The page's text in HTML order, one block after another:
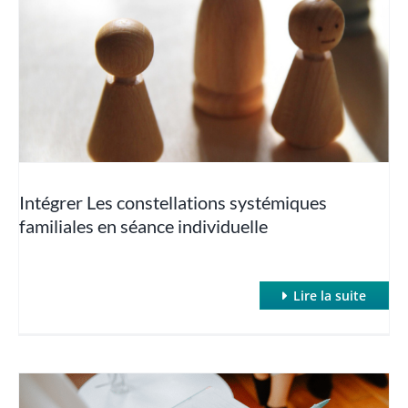
Clean Language
Hypnose classique et inductions rapides
Hypnose et Addictions
Intégrer Les constellations systémiques
familiales en séance individuelle
Lire la suite